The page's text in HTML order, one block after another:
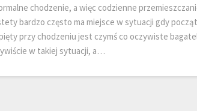
chodzenie, a więc codzienne
bardzo często ma miejsce w sytuacji gdy
przy chodzeniu jest czymś co oczywiste
w takiej sytuacji, a…